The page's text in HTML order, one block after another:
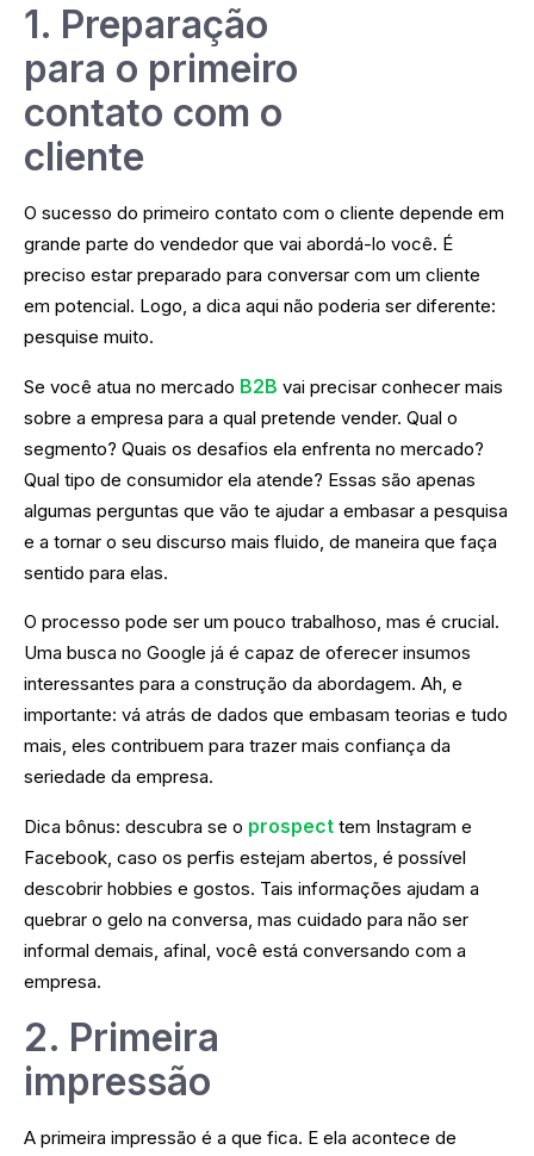
1. Preparação
para o primeiro
contato com o
cliente
O sucesso do primeiro contato com o cliente depende em
grande parte do vendedor que vai abordá-lo você. É
preciso estar preparado para conversar com um cliente
em potencial. Logo, a dica aqui não poderia ser diferente:
pesquise muito.
Se você atua no mercado B2B vai precisar conhecer mais
sobre a empresa para a qual pretende vender. Qual o
segmento? Quais os desafios ela enfrenta no mercado?
Qual tipo de consumidor ela atende? Essas são apenas
algumas perguntas que vão te ajudar a embasar a pesquisa
e a tornar o seu discurso mais fluido, de maneira que faça
sentido para elas.
O processo pode ser um pouco trabalhoso, mas é crucial.
Uma busca no Google já é capaz de oferecer insumos
interessantes para a construção da abordagem. Ah, e
importante: vá atrás de dados que embasam teorias e tudo
mais, eles contribuem para trazer mais confiança da
seriedade da empresa.
Dica bônus: descubra se o prospect tem Instagram e
Facebook, caso os perfis estejam abertos, é possível
descobrir hobbies e gostos. Tais informações ajudam a
quebrar o gelo na conversa, mas cuidado para não ser
informal demais, afinal, você está conversando com a
empresa.
2. Primeira
impressão
A primeira impressão é a que fica. E ela acontece de